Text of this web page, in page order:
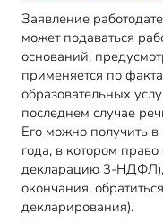
Заявление
может подаваться
оснований,
применяется по
образовательных
последнем случае
Его можно получить
года, в котором
декларацию 3-НДФЛ),
окончания,
декларирования).